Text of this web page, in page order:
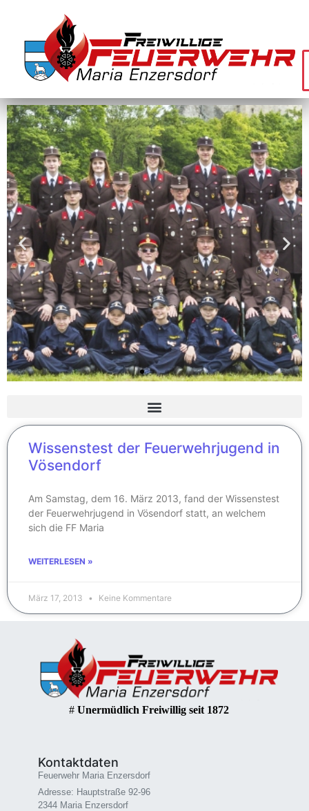
Mannschaft
Ihre Sicherheit ist
unsere Aufgabe
Hier klicken
Wissenstest der Feuerwehrjugend in
Vösendorf
Am Samstag, dem 16. März 2013, fand der Wissenstest
der Feuerwehrjugend in Vösendorf statt, an welchem
sich die FF Maria
WEITERLESEN »
März 17, 2013 Keine Kommentare
# Unermüdlich Freiwillig seit 1872
Kontaktdaten
Feuerwehr Maria Enzersdorf
Adresse: Hauptstraße 92-96
2344 Maria Enzersdorf